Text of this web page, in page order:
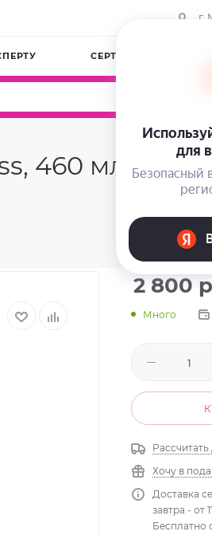
г.
СЕРТИФИКАТЫ
460 мл
2 800
Много
Рассчитать
Хочу в
Доставка
завтра - от
Бесплатно